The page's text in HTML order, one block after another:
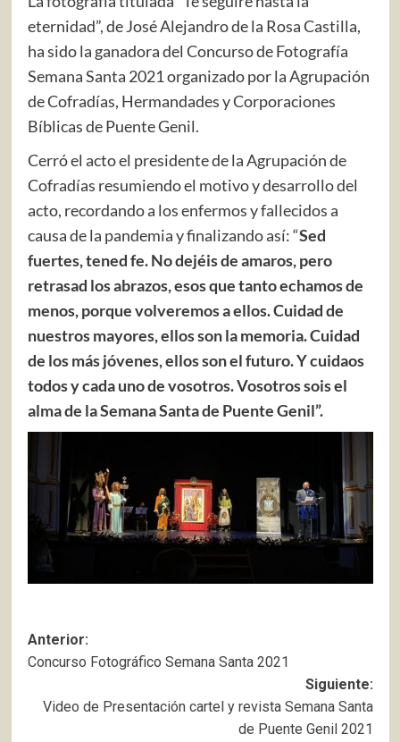
eternidad”, de José Alejandro de la Rosa Castilla,
ha sido la ganadora del Concurso de Fotografía
Semana Santa 2021 organizado por la Agrupación
de Cofradías, Hermandades y Corporaciones
Bíblicas de Puente Genil.
Cerró el acto el presidente de la Agrupación de
Cofradías resumiendo el motivo y desarrollo del
acto, recordando a los enfermos y fallecidos a
causa de la pandemia y finalizando así: “Sed
fuertes, tened fe. No dejéis de amaros, pero
retrasad los abrazos, esos que tanto echamos de
menos, porque volveremos a ellos. Cuidad de
nuestros mayores, ellos son la memoria. Cuidad
de los más jóvenes, ellos son el futuro. Y cuidaos
todos y cada uno de vosotros. Vosotros sois el
alma de la Semana Santa de Puente Genil”.
Navegación
de
entradas
Anterior:
Concurso Fotográfico Semana Santa 2021
Siguiente:
Video de Presentación cartel y revista Semana Santa
de Puente Genil 2021